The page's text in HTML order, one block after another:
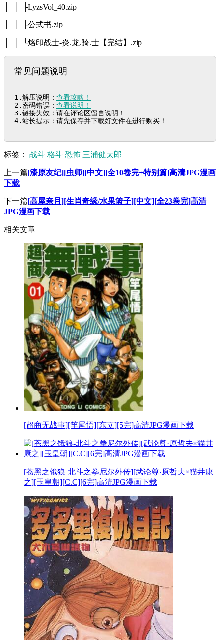
│ │ ├LyzsVol_40.zip
│ │ ├公式书.zip
│ │ └烙印战士-炎.龙.骑.士【完结】.zip
常见问题说明
1.解压说明： 查看攻略！
2.密码错误： 查看说明！
3.链接失效：请在评论区留言说明！
4.站长提示：请先保存并下载好文件在进行购买！
标签： 战斗 格斗 恐怖 三浦健太郎
上一篇[漆原友纪][虫师][中文][全10卷完+特别篇]高清JPG漫画
下载
下一篇[高屋奈月][生肖奇缘/水果篮子][中文][全23卷完]高清
JPG漫画下载
相关文章
[超商无战事][竿尾悟][东立][5完]高清JPG漫画下载
[苍黑之饿狼-北斗之拳尼尔外传][武论尊·原哲夫×猫井康
之][玉皇朝][C.C][6完]高清JPG漫画下载